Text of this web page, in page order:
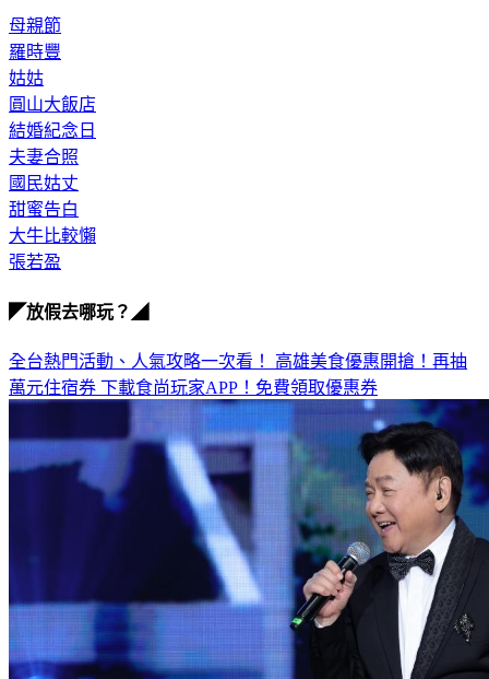
母親節
羅時豐
姑姑
圓山大飯店
結婚紀念日
夫妻合照
國民姑丈
甜蜜告白
大牛比較懶
全台熱門活動、人氣攻略一次看！高雄美食優惠開搶！再抽
下載食尚玩家APP！免費領取優惠券